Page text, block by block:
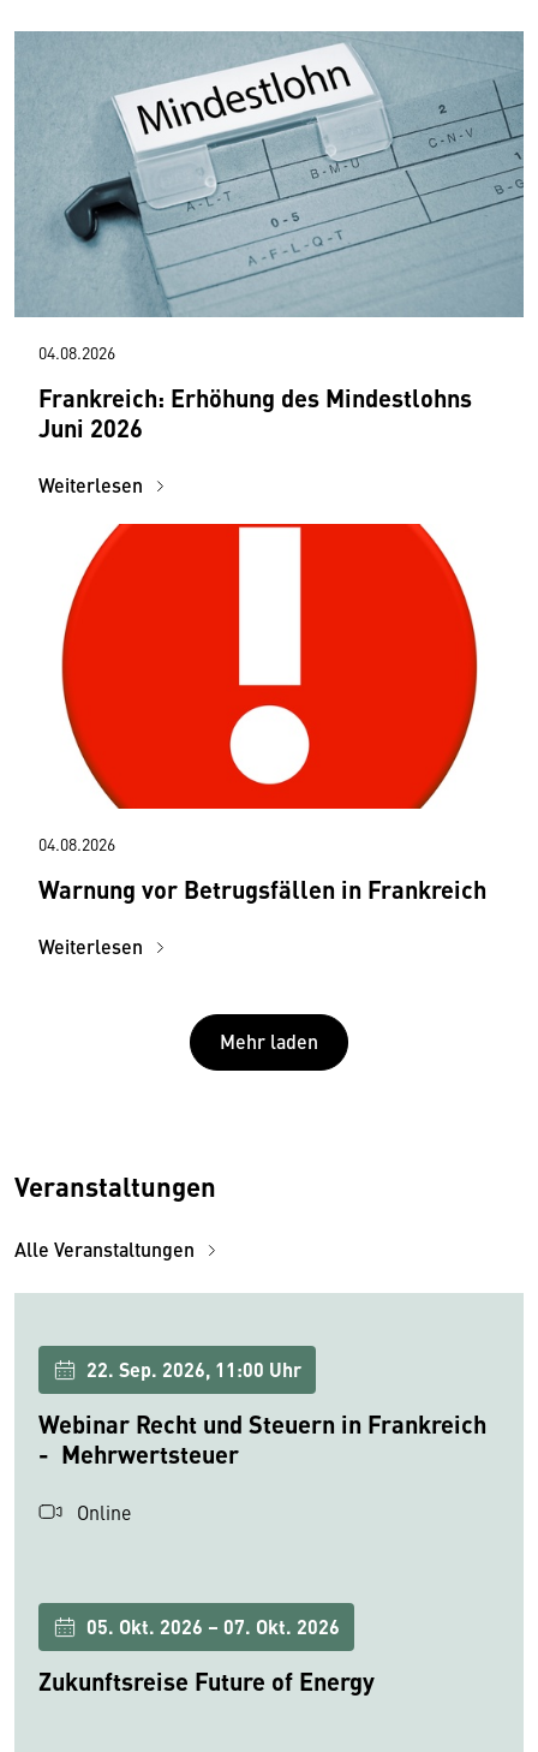
04.08.2026
Frankreich: Erhöhung des Mindestlohns
Juni 2026
Weiterlesen
04.08.2026
Warnung vor Betrugsfällen in Frankreich
Weiterlesen
Mehr laden
Veranstaltungen
Alle Veranstaltungen
22. Sep. 2026, 11:00 Uhr
Webinar Recht und Steuern in Frankreich
- Mehrwertsteuer
Online
05. Okt. 2026 – 07. Okt. 2026
Zukunftsreise Future of Energy